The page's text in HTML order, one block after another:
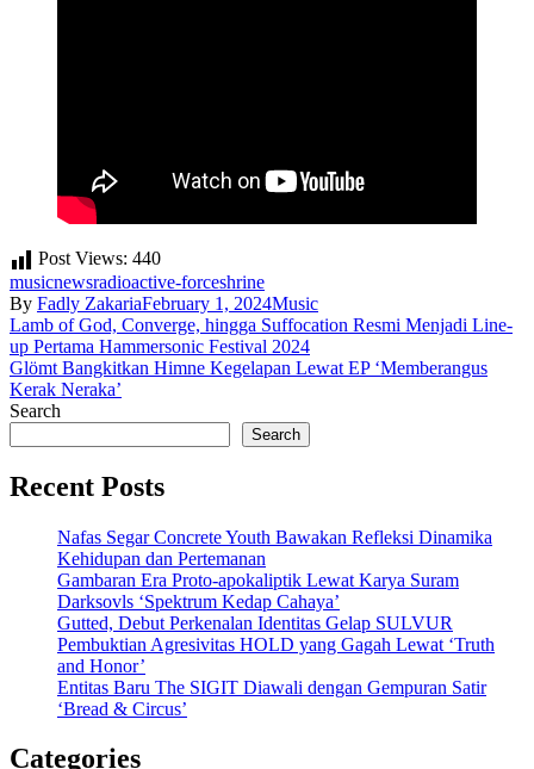
Post Views: 440
musicnewsradioactive-forceshrine
By Fadly ZakariaFebruary 1, 2024Music
Post
navigation
Lamb of God, Converge, hingga Suffocation Resmi Menjadi Line-
up Pertama Hammersonic Festival 2024
Glömt Bangkitkan Himne Kegelapan Lewat EP ‘Memberangus
Kerak Neraka’
Search
Search
Recent Posts
Nafas Segar Concrete Youth Bawakan Refleksi Dinamika
Kehidupan dan Pertemanan
Gambaran Era Proto-apokaliptik Lewat Karya Suram
Darksovls ‘Spektrum Kedap Cahaya’
Gutted, Debut Perkenalan Identitas Gelap SULVUR
Pembuktian Agresivitas HOLD yang Gagah Lewat ‘Truth
and Honor’
Entitas Baru The SIGIT Diawali dengan Gempuran Satir
‘Bread & Circus’
Categories